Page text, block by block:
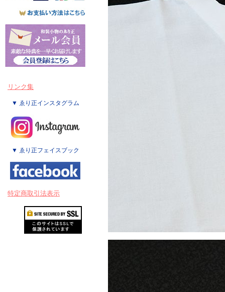
リンク集
▼ ゑり正インスタグラム
▼ ゑり正フェイスブック
特定商取引法表示